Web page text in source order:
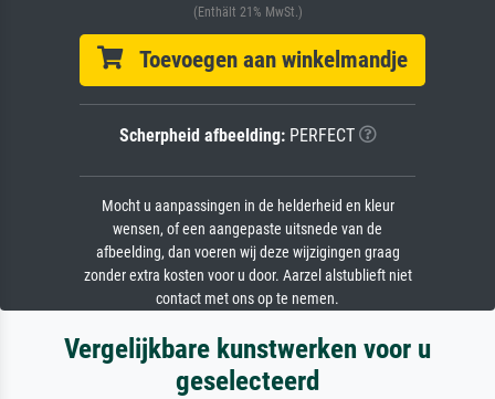
(Enthält 21% MwSt.)
Toevoegen aan winkelmandje
Scherpheid afbeelding:PERFECT
Mocht u aanpassingen in de helderheid en kleur
wensen, of een aangepaste uitsnede van de
afbeelding, dan voeren wij deze wijzigingen graag
zonder extra kosten voor u door. Aarzel alstublieft niet
contact met ons op te nemen.
Vergelijkbare kunstwerken voor u
geselecteerd